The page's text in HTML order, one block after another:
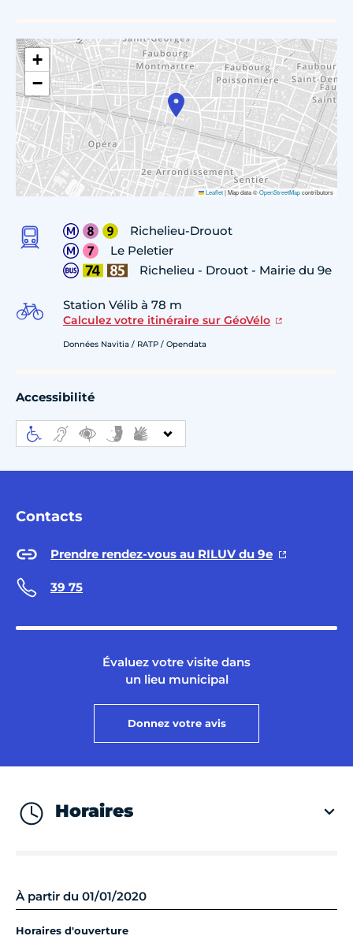
+
−
Leaflet|Map data ©OpenStreetMapcontributors
Richelieu-Drouot
Le Peletier
Richelieu - Drouot - Mairie du 9e
Station Vélib à 78 m
Calculez votre itinéraire sur GéoVélo
Données Navitia / RATP / Opendata
Accessibilité
Contacts
Prendre rendez-vous au RILUV du 9e
39 75
Évaluez votre visite dans
un lieu municipal
Donnez votre avis
Horaires
À partir du 01/01/2020
Horaires d'ouverture